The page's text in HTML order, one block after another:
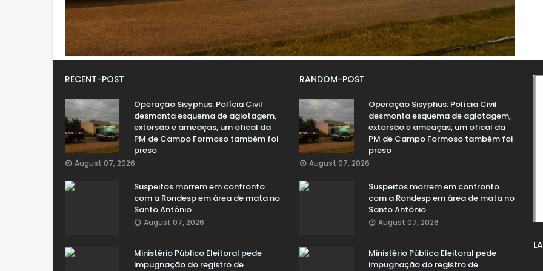
RECENT-POST
Operação Sisyphus: Polícia Civil
desmonta esquema de agiotagem,
extorsão e ameaças, um ofical da
PM de Campo Formoso também foi
preso
August 07, 2026
Suspeitos morrem em confronto
com a Rondesp em área de mata no
Santo Antônio
August 07, 2026
Ministério Público Eleitoral pede
impugnação do registro de
RANDOM-POST
Operação Sisyphus: Polícia Civil
desmonta esquema de agiotagem,
extorsão e ameaças, um ofical da
PM de Campo Formoso também foi
preso
August 07, 2026
Suspeitos morrem em confronto
com a Rondesp em área de mata no
Santo Antônio
August 07, 2026
Ministério Público Eleitoral pede
impugnação do registro de